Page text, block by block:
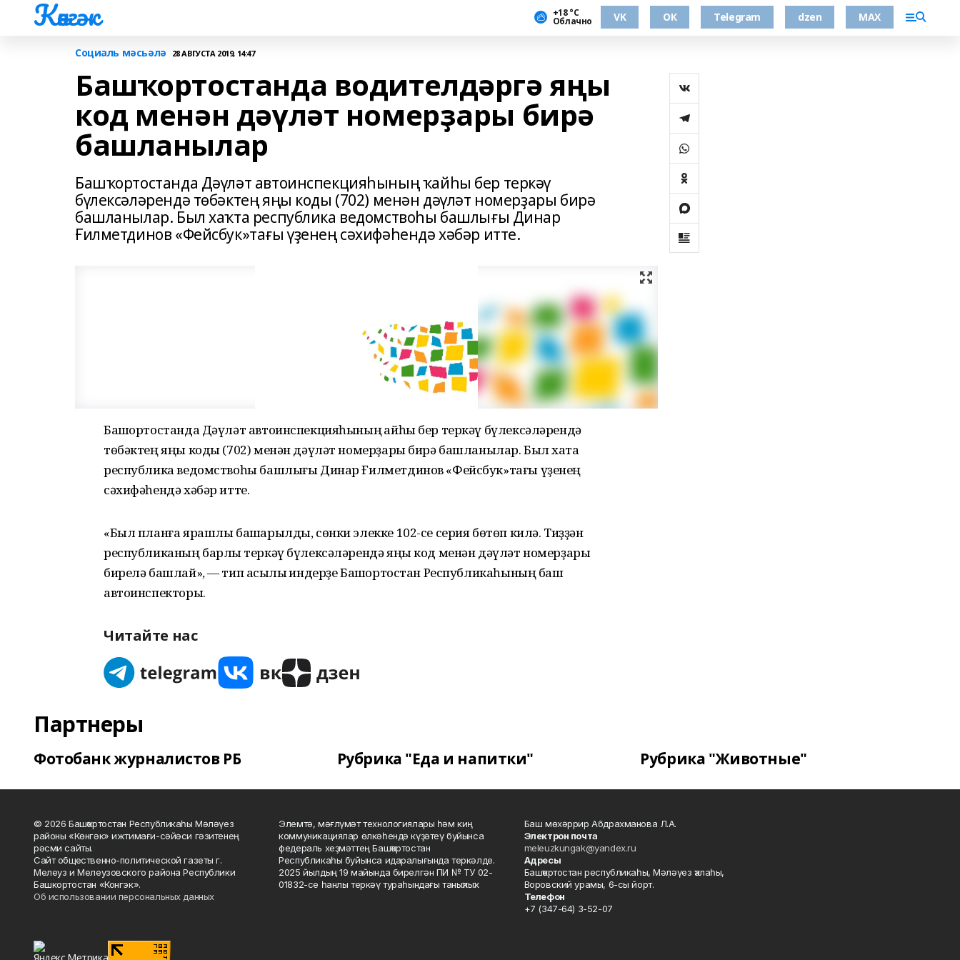
Көнгәк +18 °С
Облачно VK ОК Telegram dzen MAX
Социаль мәсьәлә 28 АВГУСТА 2019, 14:47
Башҡортостанда водителдәргә яңы
код менән дәүләт номерҙары бирә
башланылар
Башҡортостанда Дәүләт автоинспекцияһының ҡайһы бер теркәү
бүлексәләрендә төбәктең яңы коды (702) менән дәүләт номерҙары бирә
башланылар. Был хаҡта республика ведомствоһы башлығы Динар
Ғилметдинов «Фейсбук»тағы үҙенең сәхифәһендә хәбәр итте.
Башҡортостанда Дәүләт автоинспекцияһының ҡайһы бер теркәү бүлексәләрендә
төбәктең яңы коды (702) менән дәүләт номерҙары бирә башланылар. Был хаҡта
республика ведомствоһы башлығы Динар Ғилметдинов «Фейсбук»тағы үҙенең
сәхифәһендә хәбәр итте.
«Был планға ярашлы башҡарылды, сөнки элекке 102-се серия бөтөп килә. Тиҙҙән
республиканың барлыҡ теркәү бүлексәләрендә яңы код менән дәүләт номерҙары
бирелә башлай», — тип асыҡлыҡ индерҙе Башҡортостан Республикаһының баш
автоинспекторы.
Читайте нас
Партнеры
Фотобанк журналистов РБ Рубрика "Еда и напитки" Рубрика "Животные"
© 2026 Башҡортостан Республикаһы Мәләүез
районы «Көнгәк» ижтимағи-сәйәси гәзитенең
рәсми сайты.
Сайт общественно-политической газеты г.
Мелеуз и Мелеузовского района Республики
Башкортостан «Конгэк».
Об использовании персональных данных
Элемтә, мәғлүмәт технологиялары һәм киң
коммуникациялар өлкәһендә күҙәтеү буйынса
федераль хеҙмәттең Башҡортостан
Республикаһы буйынса идаралығында теркәлде.
2025 йылдың 19 майында бирелгән ПИ № ТУ 02-
01832-се һанлы теркәү тураһындағы таныҡлыҡ.
Баш мөхәррир Абдрахманова Л.А.
Электрон почта
meleuzkungak@yandex.ru
Адресы
Башҡортостан республикаһы, Мәләүез ҡалаһы,
Воровский урамы, 6-сы йорт.
Телефон
+7 (347-64) 3-52-07